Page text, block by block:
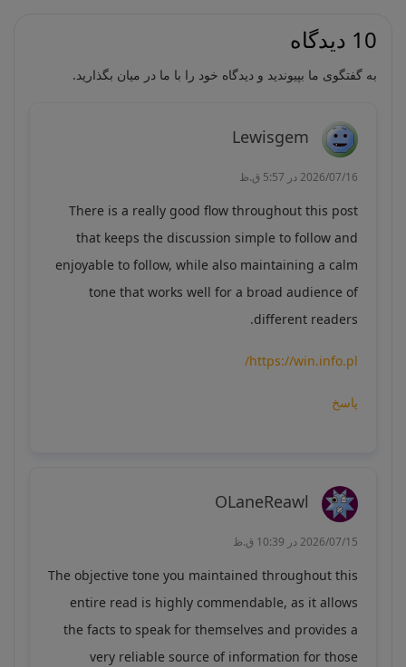
10 دیدگاه
به گفتگوی ما بپیوندید و دیدگاه خود را با ما در میان بگذارید.
Lewisgem
2026/07/16 در 5:57 ق.ظ
There is a really good flow throughout this post
that keeps the discussion simple to follow and
enjoyable to follow, while also maintaining a calm
tone that works well for a broad audience of
different readers.
https://win.info.pl/
پاسخ
OLaneReawl
2026/07/15 در 10:39 ق.ظ
The objective tone you maintained throughout this
entire read is highly commendable, as it allows
the facts to speak for themselves and provides a
very reliable source of information for those